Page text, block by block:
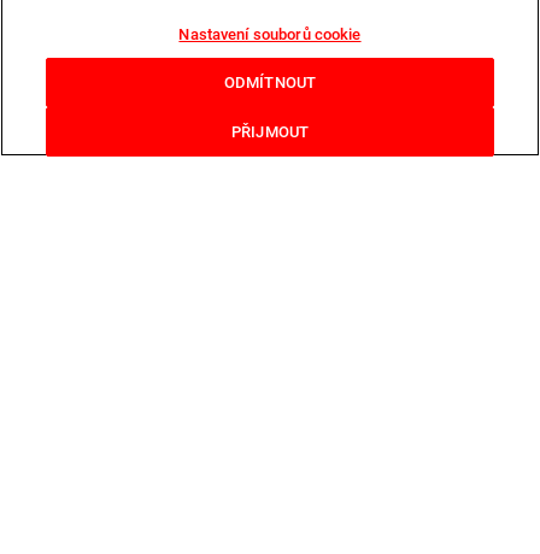
Nastavení souborů cookie
ODMÍTNOUT
PŘIJMOUT